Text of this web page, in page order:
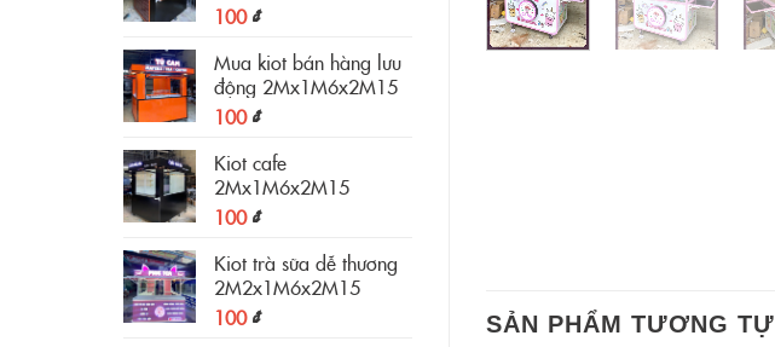
SẢN PHẨM TƯƠNG TỰ
100₫
Mua kiot bán hàng lưu
động 2Mx1M6x2M15
100₫
Kiot cafe
2Mx1M6x2M15
100₫
Kiot trà sữa dễ thương
2M2x1M6x2M15
100₫